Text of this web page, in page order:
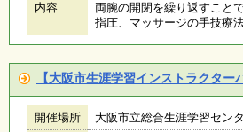
木
展
覧
内容
両腕の開閉を繰り返すこと
指圧、マッサージの手技療
【大阪市生涯学習インストラクタ
開催場所
大阪市立総合生涯学習セン